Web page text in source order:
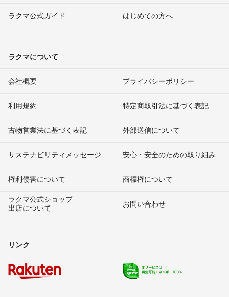
ラクマ公式ガイド はじめての方へ
ラクマについて
会社概要 プライバシーポリシー
利用規約 特定商取引法に基づく表記
古物営業法に基づく表記 外部送信について
サステナビリティメッセージ 安心・安全のための取り組み
権利侵害について
商標権について
ラクマ公式ショップ
出店について
お問い合わせ
リンク